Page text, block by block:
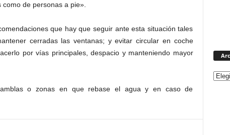
de personas a pie».
que hay que seguir ante esta situación tales
cerradas las ventanas; y evitar circular en coche
por vías principales, despacio y manteniendo mayor
o zonas en que rebase el agua y en caso de